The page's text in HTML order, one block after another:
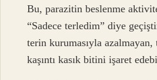
Bu, parazitin beslenme
“Sadece terledim” diye
terin kurumasıyla
kaşıntı kasık bitini işaret